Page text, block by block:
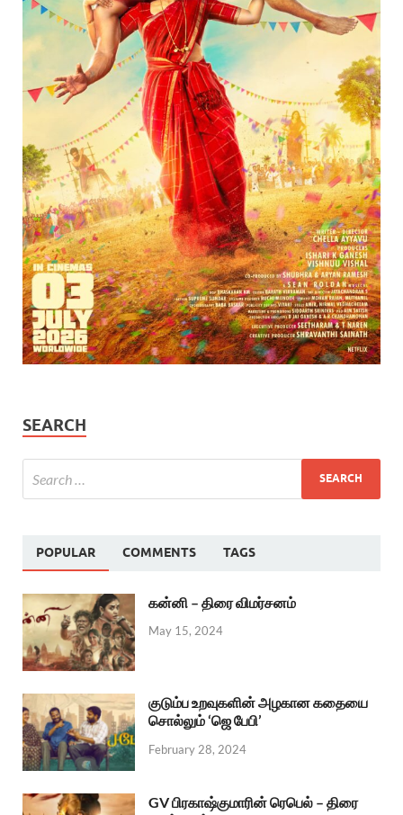
SEARCH
POPULAR COMMENTS TAGS
கன்னி – திரை விமர்சனம்
May 15, 2024
குடும்ப உறவுகளின் அழகான கதையை
சொல்லும் ‘ஜெ பேபி’
February 28, 2024
GV பிரகாஷ்குமாரின் ரெபெல் – திரை